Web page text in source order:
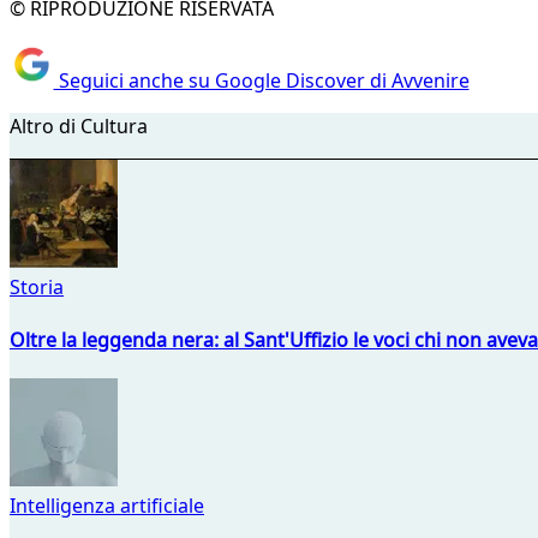
© RIPRODUZIONE RISERVATA
Seguici anche su Google Discover di Avvenire
Altro di Cultura
Storia
Oltre la leggenda nera: al Sant'Uffizio le voci chi non
Intelligenza artificiale